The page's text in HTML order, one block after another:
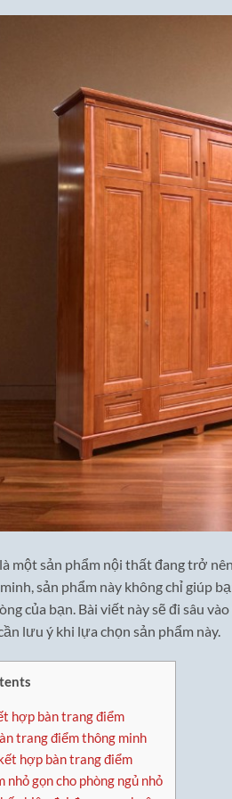
là một sản phẩm nội thất đang trở
sản phẩm này không chỉ giúp
của bạn. Bài viết này sẽ đi sâu
lưu ý khi lựa chọn sản phẩm này.
hợp bàn trang điểm
trang điểm thông minh
hợp bàn trang điểm
gọn cho phòng ngủ nhỏ